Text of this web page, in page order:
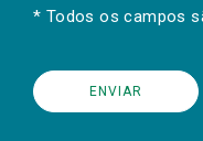
* Todos os campos